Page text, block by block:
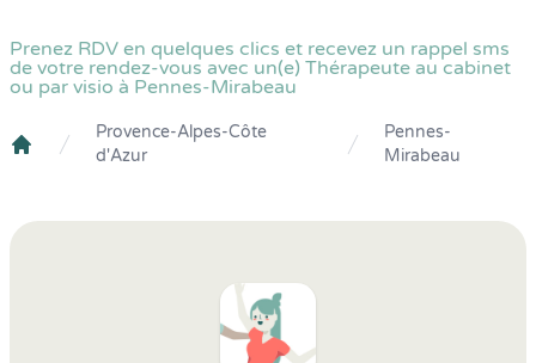
Prenez RDV en quelques clics et recevez un rappel sms
de votre rendez-vous avec un(e) Thérapeute au cabinet
ou par visio à Pennes-Mirabeau
Crenolibre
Provence-Alpes-Côte
d'Azur
Pennes-
Mirabeau